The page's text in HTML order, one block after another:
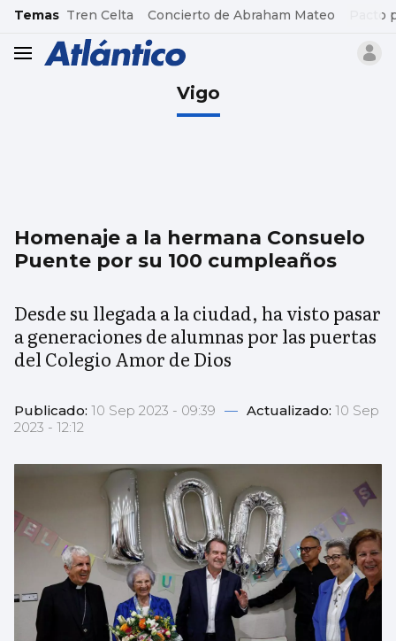
common.go-to-content
Temas Tren Celta Concierto de Abraham Mateo Pacto
header.menu.open
Vigo
Homenaje a la hermana Consuelo
Puente por su 100 cumpleaños
Desde su llegada a la ciudad, ha visto pasar
a generaciones de alumnas por las puertas
del Colegio Amor de Dios
Publicado: 10 Sep 2023 - 09:39 — Actualizado: 10 Sep
2023 - 12:12